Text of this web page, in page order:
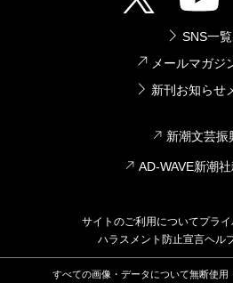
SNS一覧
メールマガジ
新刊お知らせ
新潮文芸振
AD-WAVE新潮
サイトのご利用についてプラ
ハラスメント防止宣言ヘル
すべての画像・データについて無断使用